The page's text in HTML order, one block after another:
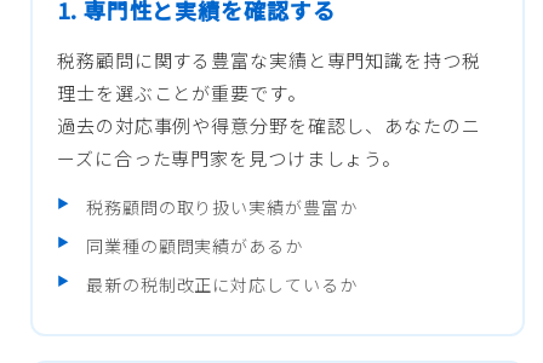
1. 専門性と実績を確認する
税務顧問に関する豊富な実績と専門知識を持つ税
理士を選ぶことが重要です。
過去の対応事例や得意分野を確認し、あなたのニ
ーズに合った専門家を見つけましょう。
税務顧問の取り扱い実績が豊富か
同業種の顧問実績があるか
最新の税制改正に対応しているか